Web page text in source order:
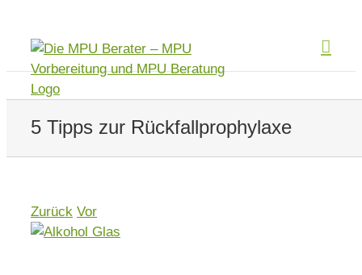
Inhalt
springen
5 Tipps zur Rückfallprophylaxe
Zurück Vor
Zeige